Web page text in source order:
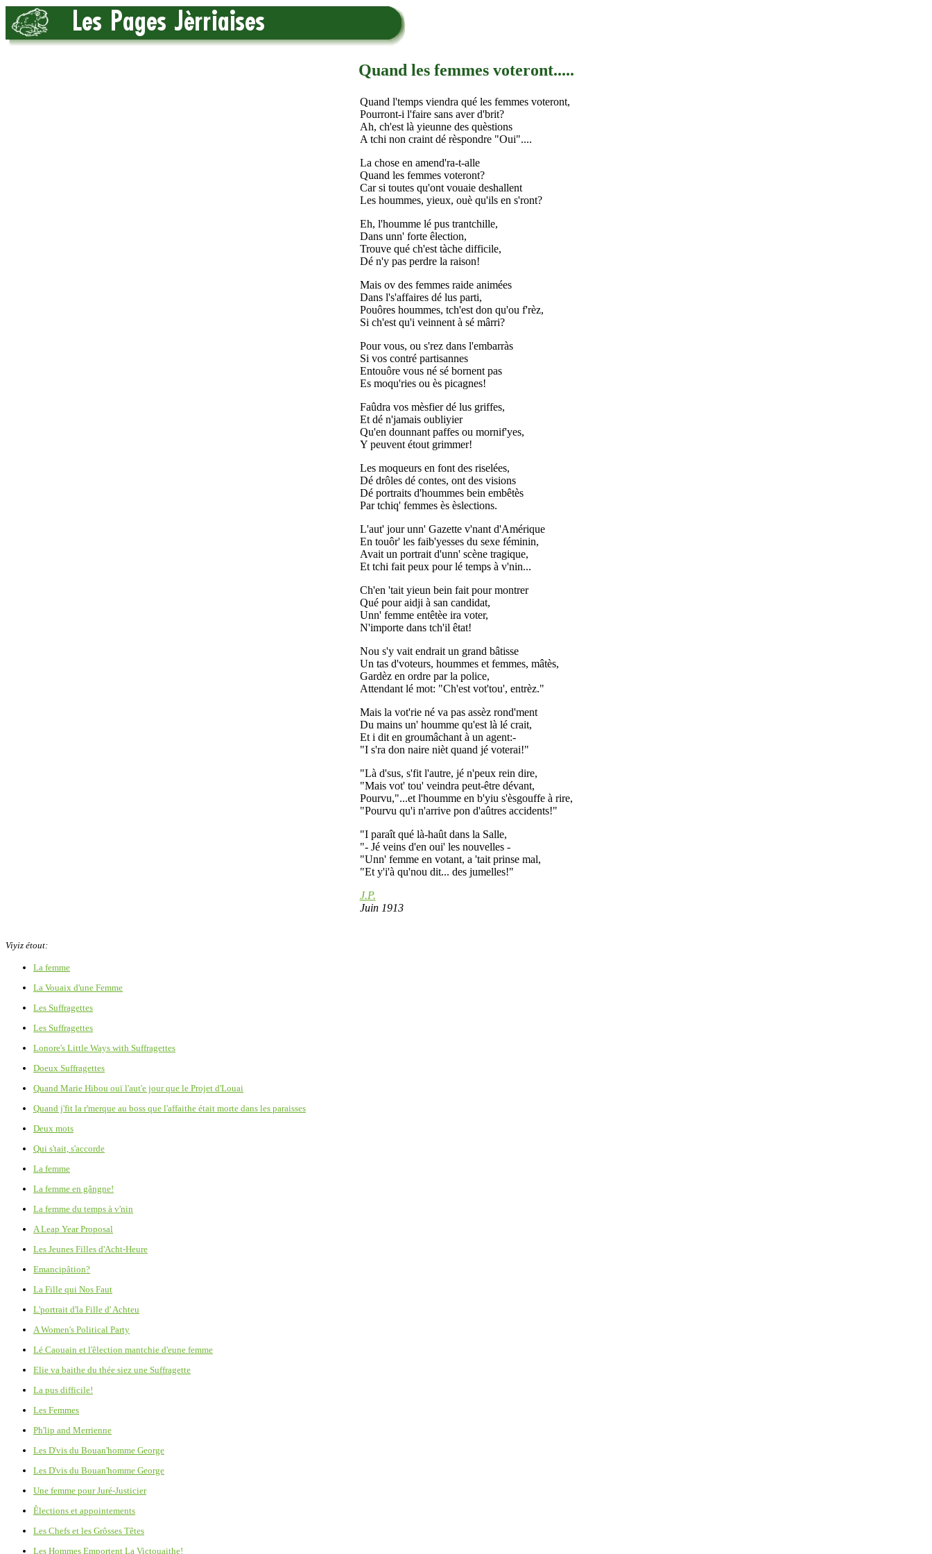
Quand les femmes voteront.....
Quand l'temps viendra qué les femmes voteront,
Pourront-i l'faire sans aver d'brit?
Ah, ch'est là yieunne des quèstions
A tchi non craint dé rèspondre "Oui"....
La chose en amend'ra-t-alle
Quand les femmes voteront?
Car si toutes qu'ont vouaie deshallent
Les hoummes, yieux, ouè qu'ils en s'ront?
Eh, l'houmme lé pus trantchille,
Dans unn' forte êlection,
Trouve qué ch'est tàche difficile,
Dé n'y pas perdre la raison!
Mais ov des femmes raide animées
Dans l's'affaires dé lus parti,
Pouôres hoummes, tch'est don qu'ou f'rèz,
Si ch'est qu'i veinnent à sé mârri?
Pour vous, ou s'rez dans l'embarràs
Si vos contré partisannes
Entouôre vous né sé bornent pas
Es moqu'ries ou ès picagnes!
Faûdra vos mèsfier dé lus griffes,
Et dé n'jamais oubliyier
Qu'en dounnant paffes ou mornif'yes,
Y peuvent étout grimmer!
Les moqueurs en font des riselées,
Dé drôles dé contes, ont des visions
Dé portraits d'hoummes bein embêtès
Par tchiq' femmes ès èslections.
L'aut' jour unn' Gazette v'nant d'Amérique
En touôr' les faib'yesses du sexe féminin,
Avait un portrait d'unn' scène tragique,
Et tchi fait peux pour lé temps à v'nin...
Ch'en 'tait yieun bein fait pour montrer
Qué pour aidji à san candidat,
Unn' femme entêtèe ira voter,
N'importe dans tch'il êtat!
Nou s'y vait endrait un grand bâtisse
Un tas d'voteurs, hoummes et femmes, mâtès,
Gardèz en ordre par la police,
Attendant lé mot: "Ch'est vot'tou', entrèz."
Mais la vot'rie né va pas assèz rond'ment
Du mains un' houmme qu'est là lé crait,
Et i dit en groumâchant à un agent:-
"I s'ra don naire nièt quand jé voterai!"
"Là d'sus, s'fit l'autre, jé n'peux rein dire,
"Mais vot' tou' veindra peut-être dévant,
Pourvu,"...et l'houmme en b'yiu s'èsgouffe à rire,
"Pourvu qu'i n'arrive pon d'aûtres accidents!"
"I paraît qué là-haût dans la Salle,
"- Jé veins d'en oui' les nouvelles -
"Unn' femme en votant, a 'tait prinse mal,
"Et y'i'à qu'nou dit... des jumelles!"
J.P.
Juin 1913
Viyiz étout:
La femme
La Vouaix d'une Femme
Les Suffragettes
Les Suffragettes
Lonore's Little Ways with Suffragettes
Doeux Suffragettes
Quand Marie Hibou ouï l'aut'e jour que le Projet d'Louai
Quand j'fit la r'merque au boss que l'affaithe était morte dans les paraisses
Deux mots
Qui s'tait, s'accorde
La femme
La femme en gângne!
La femme du temps à v'nin
A Leap Year Proposal
Les Jeunes Filles d'Acht-Heure
Emancipâtion?
La Fille qui Nos Faut
L'portrait d'la Fille d' Achteu
A Women's Political Party
Lé Caouain et l'êlection mantchie d'eune femme
Elie va baithe du thée siez une Suffragette
La pus difficile!
Les Femmes
Ph'lip and Merrienne
Les D'vis du Bouan'homme George
Les D'vis du Bouan'homme George
Une femme pour Juré-Justicier
Êlections et appointements
Les Chefs et les Grôsses Têtes
Les Hommes Emportent La Victouaithe!